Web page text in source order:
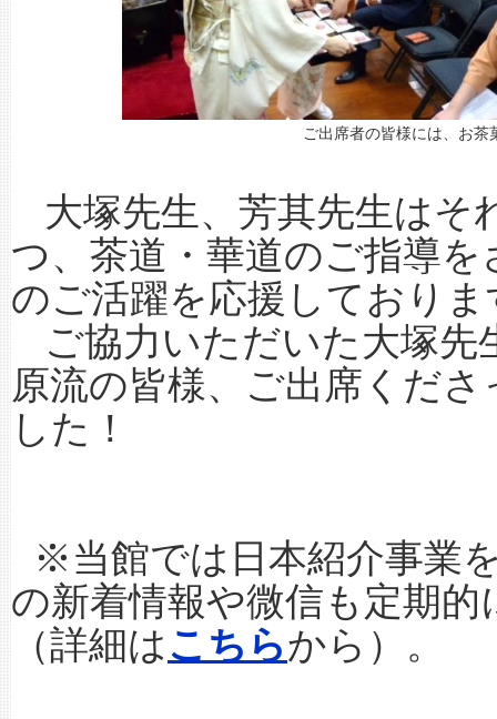
ご出席者の皆様には、お
大塚先生、芳其先生はそ
つ、茶道・華道のご指導
のご活躍を応援しておりま
ご協力いただいた大塚先
原流の皆様、ご出席くだ
した！
※当館では日本紹介事業
の新着情報や微信も定期
（詳細は こちらから）。